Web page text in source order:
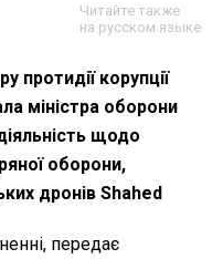
Читайте также
на русском языке
протидії корупції
міністра оборони
щодо
оборони,
дронів Shahed
передає